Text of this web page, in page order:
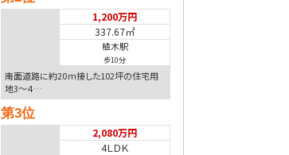
1,200万円
337.67㎡
植木駅
歩10分
南面道路に約20ｍ接した102坪の住宅用
地3〜４…
第3位
2,080万円
4ＬＤＫ